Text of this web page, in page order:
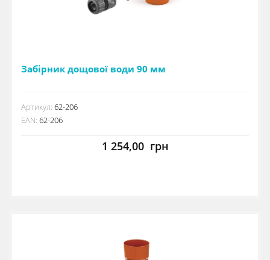
Забірник дощової води 90 мм
Артикул: 62-206
EAN: 62-206
1 254,00грн